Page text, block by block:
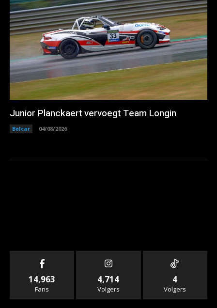
Junior Planckaert vervoegt Team Longin
Belcar 04/08/2026
14,963
Fans
4,714
Volgers
4
Volgers